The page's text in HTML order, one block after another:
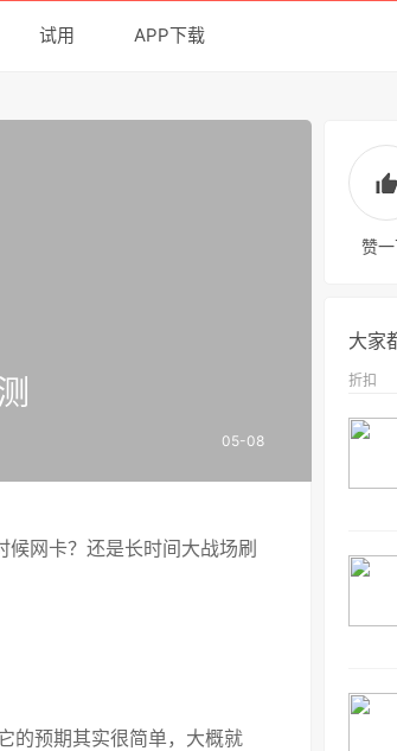
试用 APP下载
05-08
网卡？还是长时间大战场刷
的预期其实很简单，大概就
赞
大家
折扣